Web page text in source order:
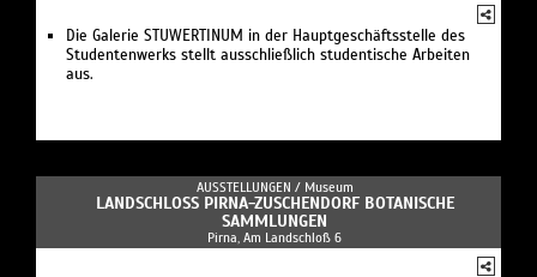
Die Galerie STUWERTINUM in der Hauptgeschäftsstelle des
Studentenwerks stellt ausschließlich studentische Arbeiten
aus.
AUSSTELLUNGEN / Museum
LANDSCHLOSS PIRNA-ZUSCHENDORF BOTANISCHE S
AMMLUNGEN
Pirna, Am Landschloß 6